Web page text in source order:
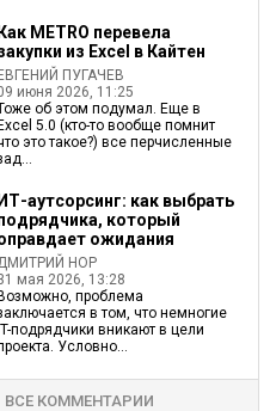
Как METRO перевела
из Excel в Кайтен
ПУГАЧЕВ
июня 2026, 11:25
об этом подумал. Еще в
Excel 5.0 (кто-то вообще помнит
это такое?) все перчисленные
ИТ-аутсорсинг: как выбрать
который
ожидания
НОР
мая 2026, 13:28
Возможно, проблема
в том, что немногие
IT-подрядчики вникают в цели
Условно...
ВСЕ КОММЕНТАРИИ